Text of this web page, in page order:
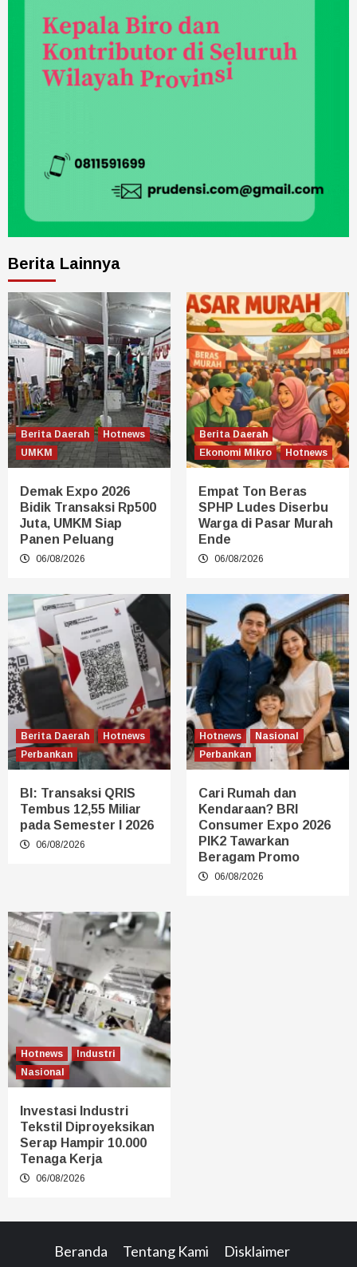
Berita Lainnya
Berita Daerah
Hotnews
UMKM
Demak Expo 2026
Bidik Transaksi Rp500
Juta, UMKM Siap
Panen Peluang
06/08/2026
Berita Daerah
Ekonomi Mikro
Hotnews
Empat Ton Beras
SPHP Ludes Diserbu
Warga di Pasar Murah
Ende
06/08/2026
Berita Daerah
Hotnews
Perbankan
BI: Transaksi QRIS
Tembus 12,55 Miliar
pada Semester I 2026
06/08/2026
Hotnews
Nasional
Perbankan
Cari Rumah dan
Kendaraan? BRI
Consumer Expo 2026
PIK2 Tawarkan
Beragam Promo
06/08/2026
Hotnews
Industri
Nasional
Investasi Industri
Tekstil Diproyeksikan
Serap Hampir 10.000
Tenaga Kerja
06/08/2026
Beranda Tentang Kami Disklaimer